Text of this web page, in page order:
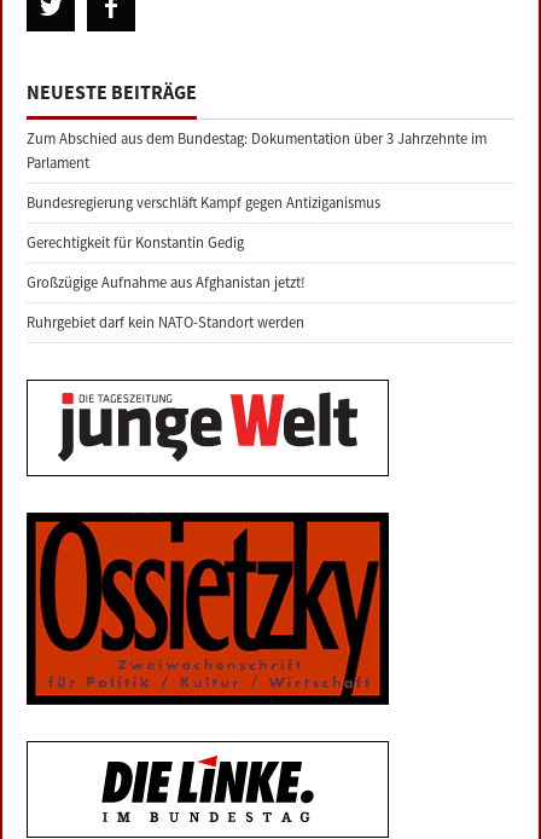
NEUESTE BEITRÄGE
Zum Abschied aus dem Bundestag: Dokumentation über 3 Jahrzehnte im
Parlament
Bundesregierung verschläft Kampf gegen Antiziganismus
Gerechtigkeit für Konstantin Gedig
Großzügige Aufnahme aus Afghanistan jetzt!
Ruhrgebiet darf kein NATO-Standort werden